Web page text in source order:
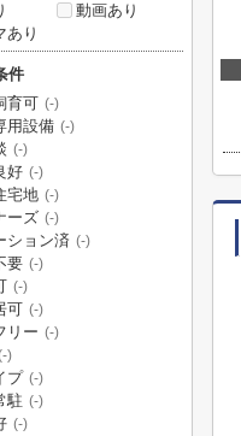
動画あり
あり
件
育可 (-)
用設備 (-)
(-)
好 (-)
宅地 (-)
ーズ (-)
ション済 (-)
要 (-)
(-)
可 (-)
リー (-)
)
プ (-)
駐 (-)
(-)